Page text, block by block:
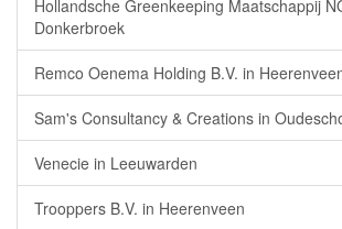
Hollandsche Greenkeeping Maatschappij
Donkerbroek
Remco Oenema Holding B.V. in
Sam's Consultancy & Creations in
Venecie in Leeuwarden
Trooppers B.V. in Heerenveen